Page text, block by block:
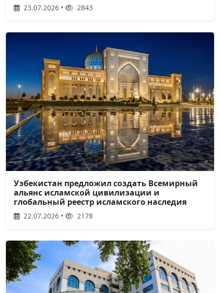
23.07.2026 • 2843
Узбекистан предложил создать Всемирный
альянс исламской цивилизации и
глобальный реестр исламского наследия
22.07.2026 • 2178